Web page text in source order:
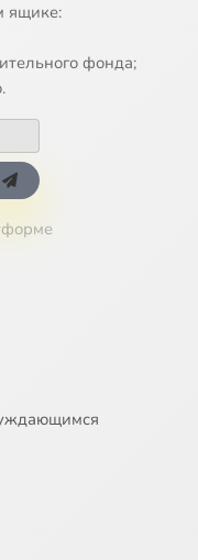
ящике:
фонда;